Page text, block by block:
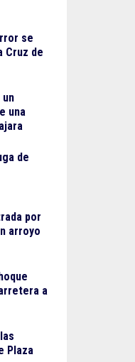
se
Cruz de
una
de
por
arroyo
a
Plaza